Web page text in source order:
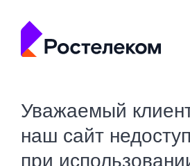
Уважаемый
наш сайт
при